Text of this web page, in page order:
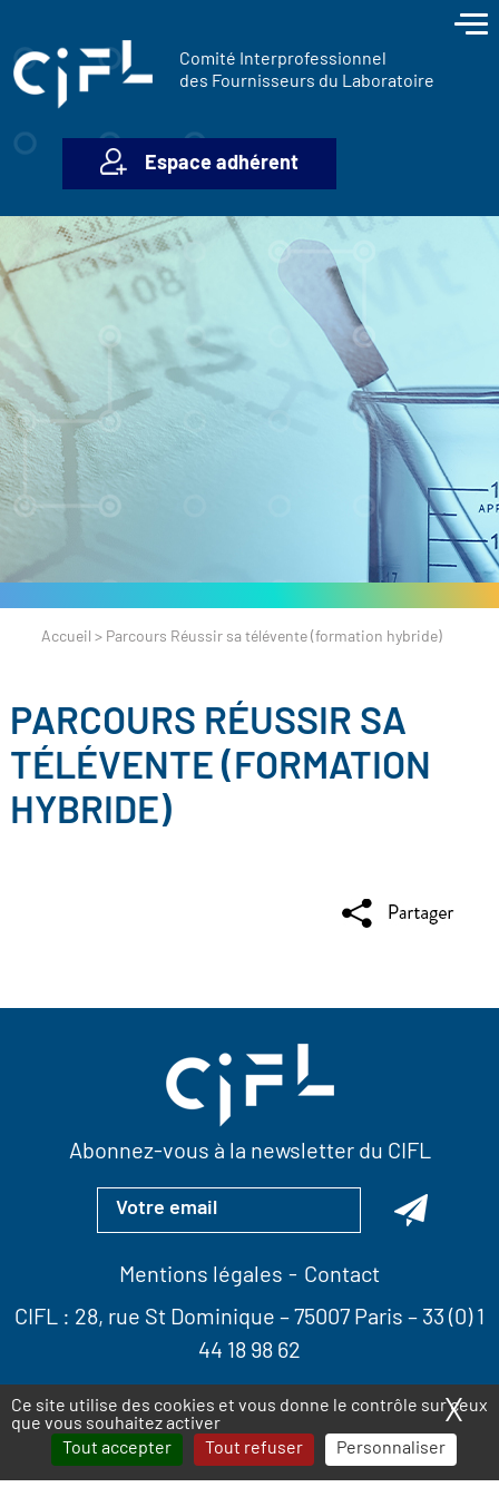
Ce site utilise des cookies et vous donne le contrôle sur ceux
que vous souhaitez activer
Tout accepter
Tout refuser Personnaliser
X
Comité Interprofessionnel
des Fournisseurs du Laboratoire
Espace adhérent
Accueil > Parcours Réussir sa télévente (formation hybride)
PARCOURS RÉUSSIR SA
TÉLÉVENTE (FORMATION
HYBRIDE)
Abonnez-vous à la newsletter du CIFL
Mentions légales
Contact
CIFL : 28, rue St Dominique – 75007 Paris – 33 (0) 1
44 18 98 62